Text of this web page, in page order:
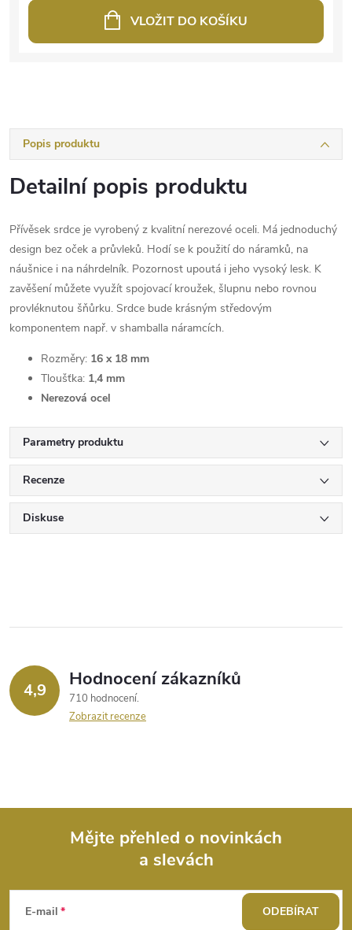
VLOŽIT DO KOŠÍKU
Popis produktu
Detailní popis produktu
Přívěsek srdce je vyrobený z kvalitní nerezové oceli. Má jednoduchý
design bez oček a průvleků. Hodí se k použití do náramků, na
náušnice i na náhrdelník. Pozornost upoutá i jeho vysoký lesk. K
zavěšení můžete využít spojovací kroužek, šlupnu nebo rovnou
provléknutou šňůrku. Srdce bude krásným středovým
komponentem např. v shamballa náramcích.
Rozměry: 16 x 18 mm
Tloušťka: 1,4 mm
Nerezová ocel
Parametry produktu
Recenze
Diskuse
4,9 Hodnocení zákazníků
710 hodnocení
Zobrazit recenze
Mějte přehled o novinkách
a slevách
E-mail ODEBÍRAT